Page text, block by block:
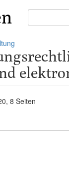
Suche
in
, 8 Seiten